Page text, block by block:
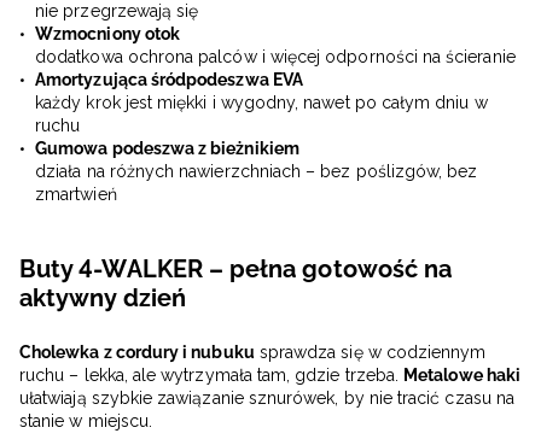
nie przegrzewają się
Wzmocniony otok
dodatkowa ochrona palców i więcej odporności na ścieranie
Amortyzująca śródpodeszwa EVA
każdy krok jest miękki i wygodny, nawet po całym dniu w
ruchu
Gumowa podeszwa z bieżnikiem
działa na różnych nawierzchniach – bez poślizgów, bez
zmartwień
Buty 4-WALKER – pełna gotowość na
aktywny dzień
Cholewka z cordury i nubukusprawdza się w codziennym
ruchu – lekka, ale wytrzymała tam, gdzie trzeba. Metalowe haki
ułatwiają szybkie zawiązanie sznurówek, by nie tracić czasu na
stanie w miejscu.